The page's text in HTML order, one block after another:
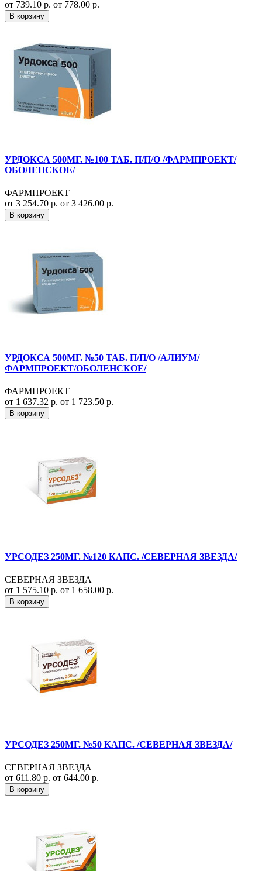
от 739.10 р. от 778.00 р.
В корзину
УРДОКСА 500МГ. №100 ТАБ. П/П/О /ФАРМПРОЕКТ/
ОБОЛЕНСКОЕ/
ФАРМПРОЕКТ
от 3 254.70 р. от 3 426.00 р.
В корзину
УРДОКСА 500МГ. №50 ТАБ. П/П/О /АЛИУМ/
ФАРМПРОЕКТ/ОБОЛЕНСКОЕ/
ФАРМПРОЕКТ
от 1 637.32 р. от 1 723.50 р.
В корзину
УРСОДЕЗ 250МГ. №120 КАПС. /СЕВЕРНАЯ ЗВЕЗДА/
СЕВЕРНАЯ ЗВЕЗДА
от 1 575.10 р. от 1 658.00 р.
В корзину
УРСОДЕЗ 250МГ. №50 КАПС. /СЕВЕРНАЯ ЗВЕЗДА/
СЕВЕРНАЯ ЗВЕЗДА
от 611.80 р. от 644.00 р.
В корзину